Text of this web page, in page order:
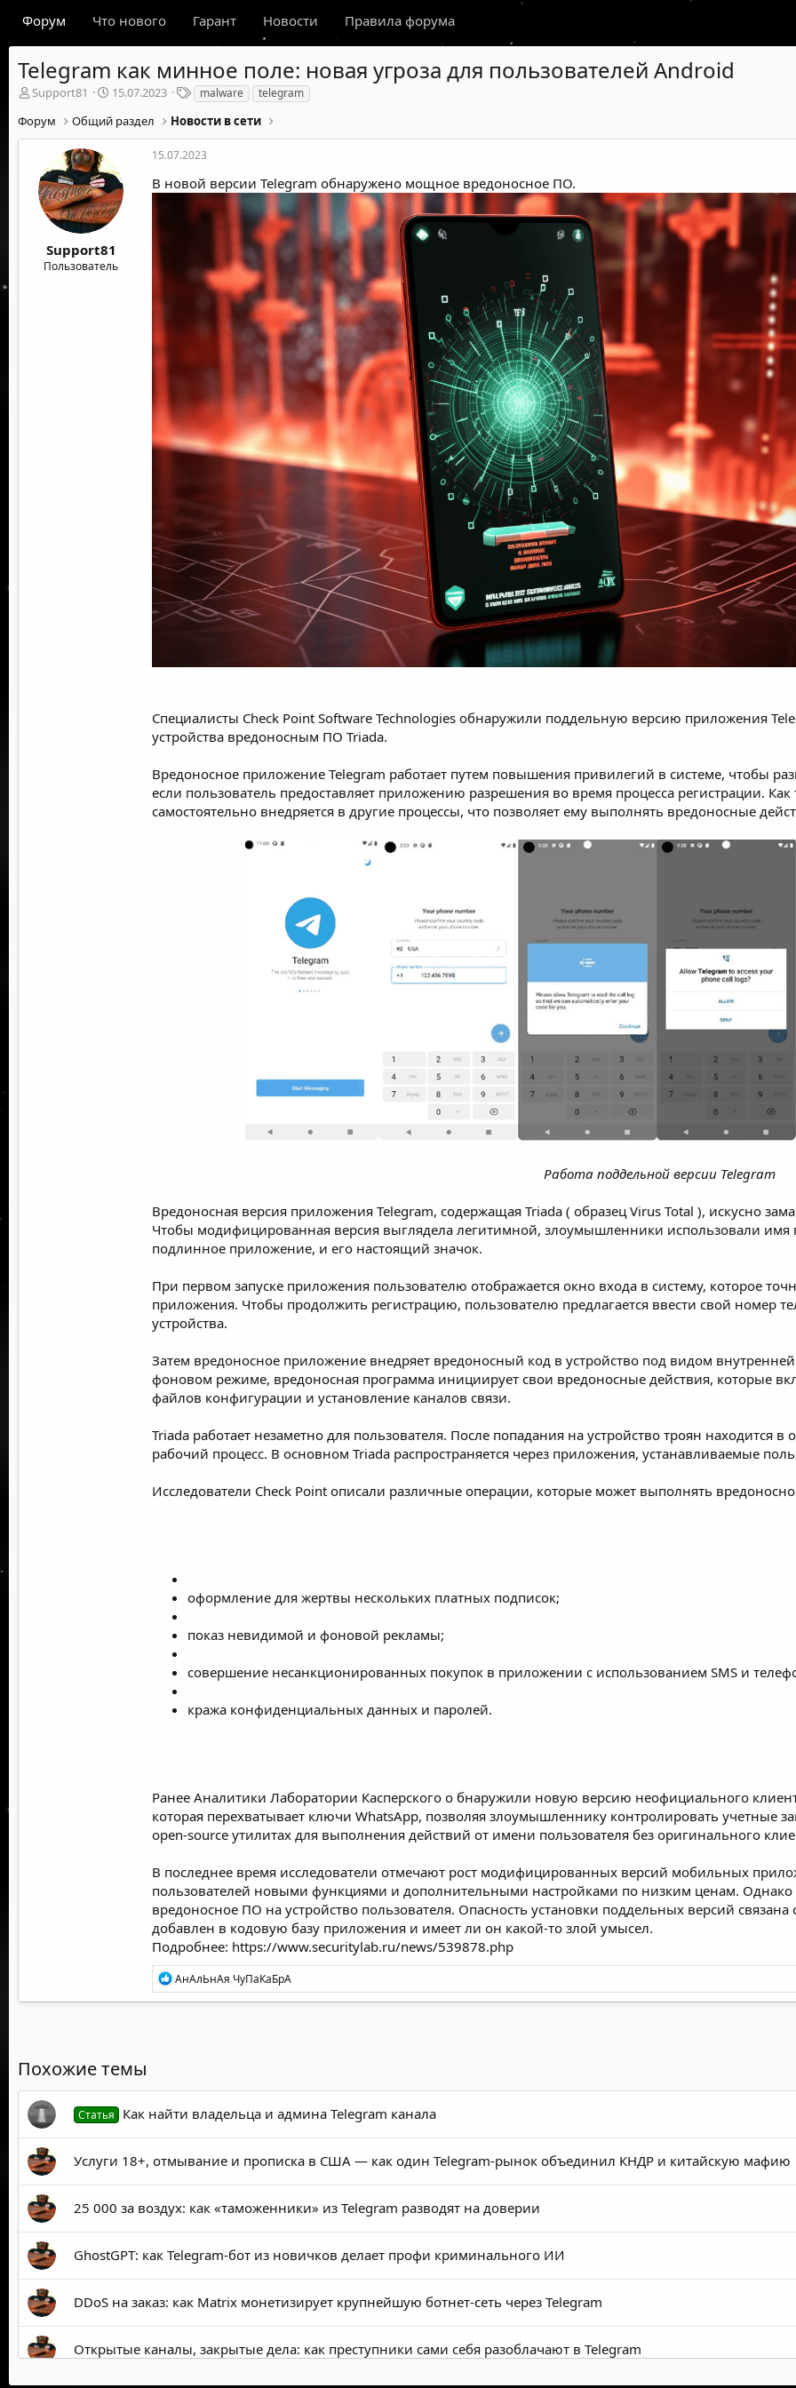
Форум Что нового Гарант Новости Правила форума
Telegram как минное поле: новая угроза для пользователей Android
А
т
о
м
Support81
Д
т
а
а
ч
а
л
15.07.2023
Т
е
г
и
malware telegram
Форум Общий раздел Новости в сети
Support81
Пользователь
15.07.2023
В новой версии Telegram обнаружено мощное вредоносное ПО.
Специалисты Check Point Software Technologies обнаружили поддельную версию приложения
устройства вредоносным ПО Triada.
Вредоносное приложение Telegram работает путем повышения привилегий в системе, чтобы
если пользователь предоставляет приложению разрешения во время процесса регистрации.
самостоятельно внедряется в другие процессы, что позволяет ему выполнять вредоносные
Работа поддельной версии Telegram
Вредоносная версия приложения Telegram, содержащая Triada ( образец Virus Total ), искусно
Чтобы модифицированная версия выглядела легитимной, злоумышленники использовали имя
подлинное приложение, и его настоящий значок.
При первом запуске приложения пользователю отображается окно входа в систему, которое
приложения. Чтобы продолжить регистрацию, пользователю предлагается ввести свой номер
устройства.
Затем вредоносное приложение внедряет вредоносный код в устройство под видом
фоновом режиме, вредоносная программа инициирует свои вредоносные действия, которые
файлов конфигурации и установление каналов связи.
Triada работает незаметно для пользователя. После попадания на устройство троян находится
рабочий процесс. В основном Triada распространяется через приложения, устанавливаемые
Исследователи Check Point описали различные операции, которые может выполнять
оформление для жертвы нескольких платных подписок;
показ невидимой и фоновой рекламы;
совершение несанкционированных покупок в приложении с использованием SMS и
кража конфиденциальных данных и паролей.
Ранее Аналитики Лаборатории Касперского о бнаружили новую версию неофициального
которая перехватывает ключи WhatsApp, позволяя злоумышленнику контролировать учетные
open-source утилитах для выполнения действий от имени пользователя без оригинального
В последнее время исследователи отмечают рост модифицированных версий мобильных
пользователей новыми функциями и дополнительными настройками по низким ценам. Однако
вредоносное ПО на устройство пользователя. Опасность установки поддельных версий
добавлен в кодовую базу приложения и имеет ли он какой-то злой умысел.
Подробнее: https://www.securitylab.ru/news/539878.php
Р
е
а
АнАлЬнАя ЧуПаКаБрА
Похожие темы
Статья Как найти владельца и админа Telegram канала
Услуги 18+, отмывание и прописка в США — как один Telegram-рынок объединил КНДР и китайскую мафию
25 000 за воздух: как «таможенники» из Telegram разводят на доверии
GhostGPT: как Telegram-бот из новичков делает профи криминального ИИ
DDoS на заказ: как Matrix монетизирует крупнейшую ботнет-сеть через Telegram
Открытые каналы, закрытые дела: как преступники сами себя разоблачают в Telegram